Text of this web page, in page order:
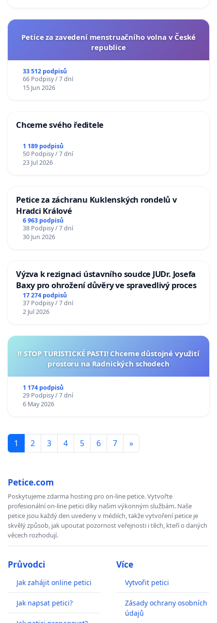
Petice za zavedení menstruačního volna v České
republice
33 512 podpisů
66 Podpisy / 7 dní
15 Jun 2026
Chceme svého ředitele
1 189 podpisů
50 Podpisy / 7 dní
23 Jul 2026
Petice za záchranu Kuklenských rondelů v
Hradci Králové
6 963 podpisů
38 Podpisy / 7 dní
30 Jun 2026
Výzva k rezignaci ústavního soudce JUDr. Josefa
Baxy pro ohrožení důvěry ve spravedlivý proces
17 274 podpisů
37 Podpisy / 7 dní
2 Jul 2026
‼️ STOP TURISTICKÉ PASTI! Chceme důstojné využití
prostoru na Radnických schodech
1 174 podpisů
29 Podpisy / 7 dní
6 May 2026
1 2 3 4 5 6 7 »
Petice.com
Poskytujeme zdarma hosting pro on-line petice. Vytvořte
profesionální on-line petici díky našim výkonným službám. Naše
petice jsou každý den uvedeny v médiích, takže vytvoření petice je
skvělý způsob, jak upoutat pozornost veřejnosti i těch, kteří o daných
věcech rozhodují.
Průvodci
Jak zahájit online petici
Jak napsat petici?
Více
Vytvořit petici
Zásady ochrany osobních
údajů